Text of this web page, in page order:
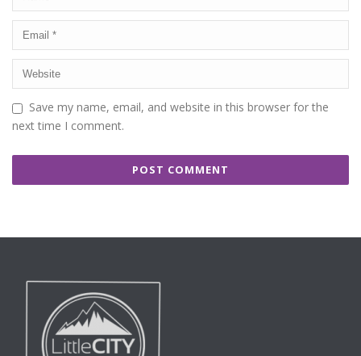
Save my name, email, and website in this browser for the
next time I comment.